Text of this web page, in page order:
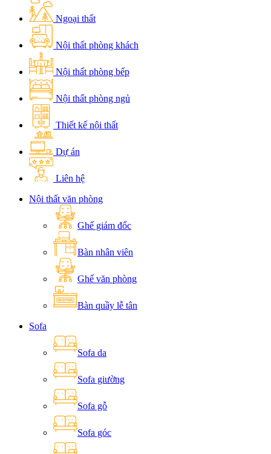
Ngoại thất
Nội thất phòng khách
Nội thất phòng bếp
Nội thất phòng ngủ
Thiết kế nội thất
Dự án
Liên hệ
Nội thất văn phòng
Ghế giám đốc
Bàn nhân viên
Ghế văn phòng
Bàn quầy lễ tân
Sofa
Sofa da
Sofa giường
Sofa gỗ
Sofa góc